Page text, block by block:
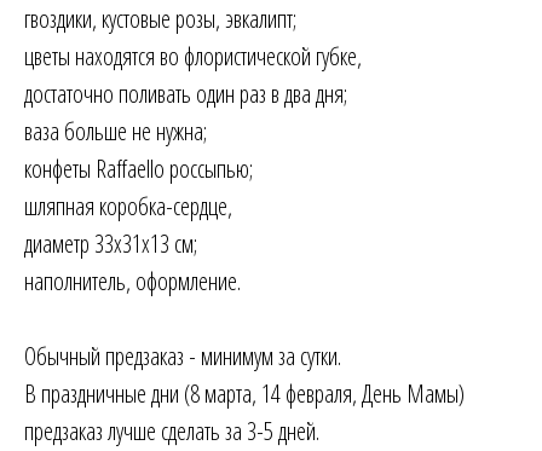
гвоздики, кустовые розы, эвкалипт;
цветы находятся во флористической губке,
достаточно поливать один раз в два дня;
ваза больше не нужна;
конфеты Raffaello россыпью;
шляпная коробка-сердце,
диаметр 33х31х13 см;
наполнитель, оформление.
Обычный предзаказ - минимум за сутки.
В праздничные дни (8 марта, 14 февраля, День Мамы)
предзаказ лучше сделать за 3-5 дней.